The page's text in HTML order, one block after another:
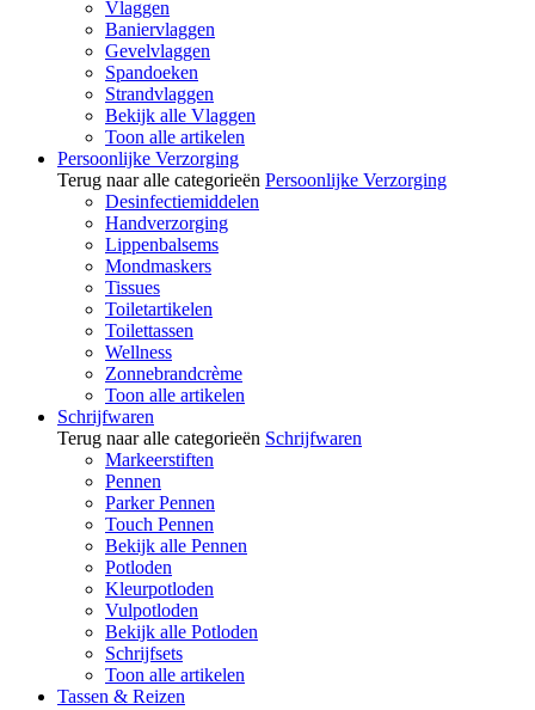
Vlaggen
Baniervlaggen
Gevelvlaggen
Spandoeken
Strandvlaggen
Bekijk alle Vlaggen
Toon alle artikelen
Persoonlijke Verzorging
Terug naar alle categorieën Persoonlijke Verzorging
Desinfectiemiddelen
Handverzorging
Lippenbalsems
Mondmaskers
Tissues
Toiletartikelen
Toilettassen
Wellness
Zonnebrandcrème
Toon alle artikelen
Schrijfwaren
Terug naar alle categorieën Schrijfwaren
Markeerstiften
Pennen
Parker Pennen
Touch Pennen
Bekijk alle Pennen
Potloden
Kleurpotloden
Vulpotloden
Bekijk alle Potloden
Schrijfsets
Toon alle artikelen
Tassen & Reizen